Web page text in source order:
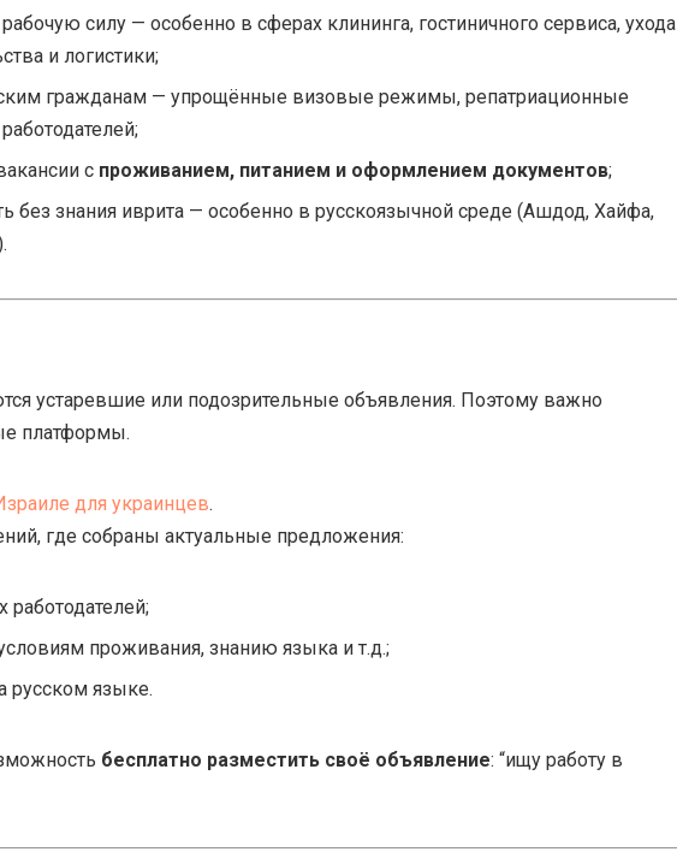
силу — особенно в сферах клининга, гостиничного сервиса, ухода
и логистики;
гражданам — упрощённые визовые режимы, репатриационные
с проживанием, питанием и оформлением документов;
без знания иврита — особенно в русскоязычной среде (Ашдод, Хайфа,
устаревшие или подозрительные объявления. Поэтому важно
платформы.
для украинцев.
где собраны актуальные предложения:
работодателей;
проживания, знанию языка и т.д.;
русском языке.
бесплатно разместить своё объявление: “ищу работу в